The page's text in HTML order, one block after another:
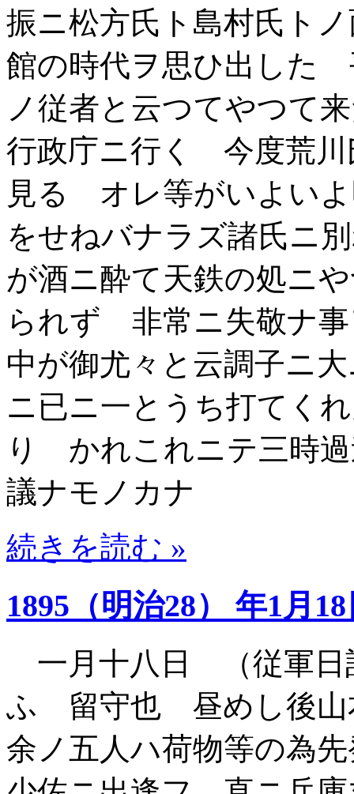
振ニ松方氏ト島村氏ト
館の時代ヲ思ひ出した
ノ従者と云つてやつ
行政庁ニ行く 今度荒川
見る オレ等がいよい
をせねバナラズ諸氏ニ
が酒ニ酔て天鉄の処ニ
られず 非常ニ失敬ナ
中が御尤々と云調子ニ
ニ已ニ一とうち打てく
り かれこれニテ三時
議ナモノカナ
続きを読む »
1895（明治28） 年1月
一月十八日 （従軍日
ふ 留守也 昼めし後山
余ノ五人ハ荷物等の為